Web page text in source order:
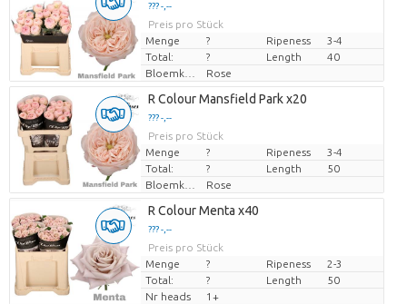
??? -,--
Preis pro Stück
Menge
? Ripeness
3-4
Total:
? Length
40
Bloemkleur
Rose
R Colour Mansfield Park x20
??? -,--
Preis pro Stück
Menge
? Ripeness
3-4
Total:
? Length
50
Bloemkleur
Rose
R Colour Menta x40
??? -,--
Preis pro Stück
Menge
? Ripeness
2-3
Total:
? Length
50
Nr heads
1+